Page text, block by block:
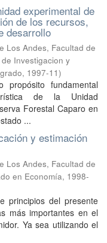
experimental de
de los recursos,
desarrollo
Los Andes, Facultad de
Investigacion y
, 1997-11)
propósito fundamental
de la Unidad
Forestal Caparo en
...
y estimación
Los Andes, Facultad de
en Economía, 1998-
principios del presente
más importantes en el
Ya sea utilizando el